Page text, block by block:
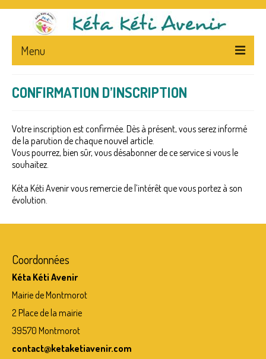
Menu
PRESENTATION
STATUTS – FLYERS
NEPAL – & – CENTRE
NEPAL – LE PAYS
CENTRE D’ACCUEIL
VIE AU CENTRE – ACTUALITES
NOUS AIDER ?
CONFIRMATION D’INSCRIPTION
Votre inscription est confirmée. Dès à présent, vous serez informé
de la parution de chaque nouvel article.
Vous pourrez, bien sûr, vous désabonner de ce service si vous le
souhaitez.
Kéta Kéti Avenir vous remercie de l’intérêt que vous portez à son
évolution.
Coordonnées
Kéta Kéti Avenir
Mairie de Montmorot
2 Place de la mairie
39570 Montmorot
contact@ketaketiavenir.com